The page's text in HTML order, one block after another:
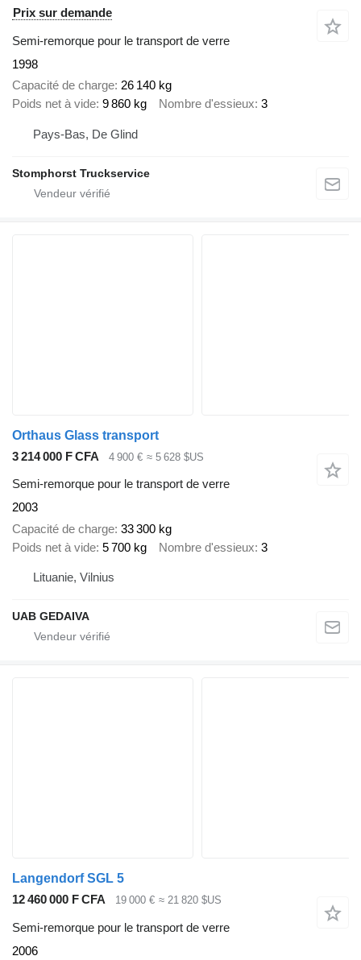
Prix sur demande
Semi-remorque pour le transport de verre
1998
Capacité de charge 26 140 kg
Poids net à vide 9 860 kg Nombre d'essieux 3
Pays-Bas, De Glind
Stomphorst Truckservice
Orthaus Glass transport
3 214 000 F CFA
4 900 € ≈ 5 628 $US
Semi-remorque pour le transport de verre
2003
Capacité de charge 33 300 kg
Poids net à vide 5 700 kg Nombre d'essieux 3
Lituanie, Vilnius
UAB GEDAIVA
Langendorf SGL 5
12 460 000 F CFA
19 000 € ≈ 21 820 $US
Semi-remorque pour le transport de verre
2006